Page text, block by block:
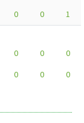
0 0
1
0 0
0
0 0 0